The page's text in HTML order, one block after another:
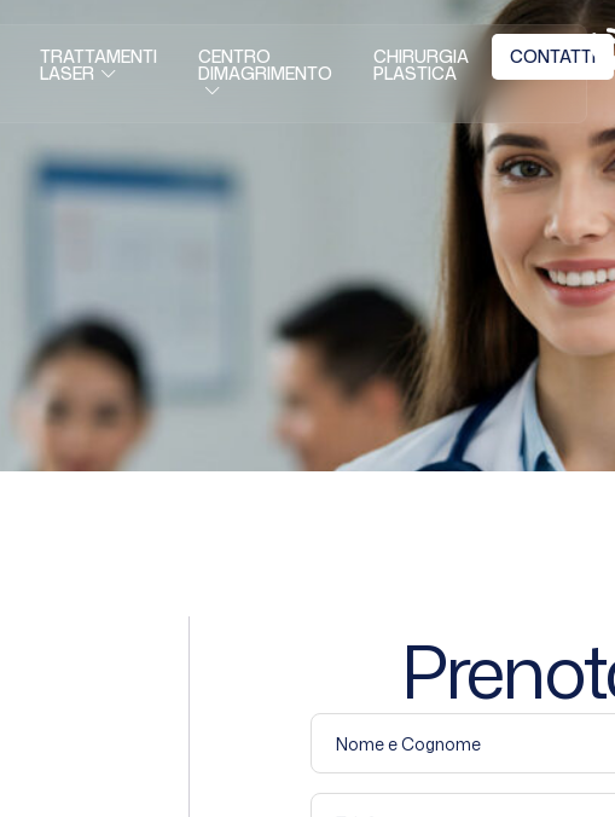
TRATTAMENTI
LASER
CENTRO
DIMAGRIMENTO
CHIRURGIA
PLASTICA
CONTATTI